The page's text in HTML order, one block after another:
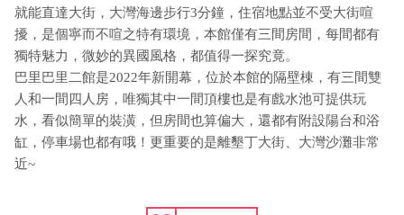
就能直達大街，大灣海邊步行3分鐘，住宿地點並不受大街喧
擾，是個寧而不喧之特有環境，本館僅有三間房間，每間都有
獨特魅力，微妙的異國風格，都值得一探究竟。
巴里巴里二館是2022年新開幕，位於本館的隔壁棟，有三間雙
人和一間四人房，唯獨其中一間頂樓也是有戲水池可提供玩
水，看似簡單的裝潢，但房間也算偏大，還都有附設陽台和浴
缸，停車場也都有哦！更重要的是離墾丁大街、大灣沙灘非常
近~